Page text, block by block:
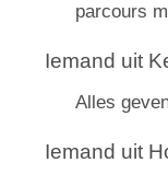
parcours
Iemand uit
Alles
Iemand uit